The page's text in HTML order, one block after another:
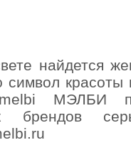
найдется
красоты
МЭЛБИ
брендов